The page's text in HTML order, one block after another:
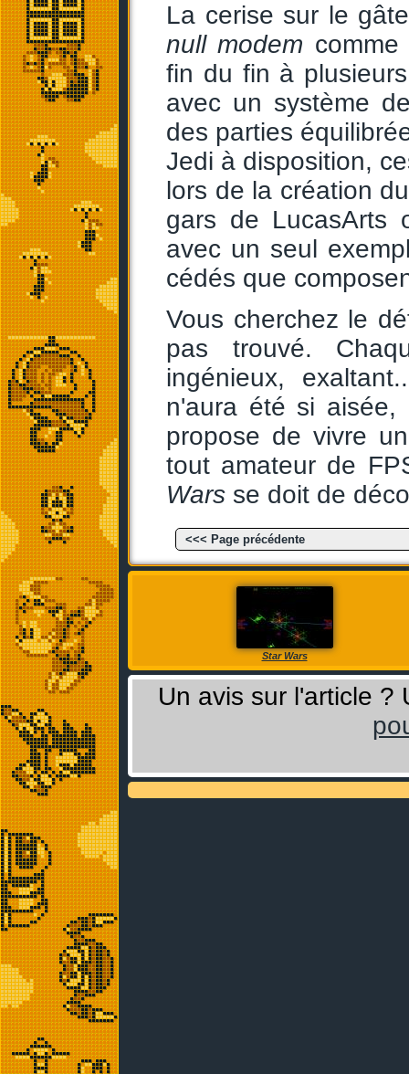
La cerise sur le
null modem
fin du fin à
avec un système
des parties
Jedi à disposition,
lors de la création
gars de LucasArts
avec un seul
cédés que
Vous cherchez le
pas trouvé.
ingénieux,
n'aura été si
propose de vivre
tout amateur de
Wars se doit de
<<< Page précédente
Star Wars
Un avis sur l'article